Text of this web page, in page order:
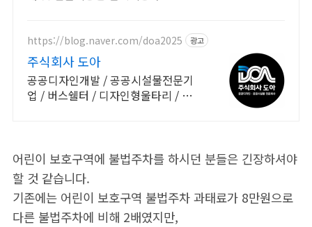
https://blog.naver.com/doa2025 광고
주식회사 도아
공공디자인개발 / 공공시설물전문기
업 / 버스쉘터 / 디자인형울타리 / 볼
어린이 보호구역에 불법주차를 하시던 분들은 긴장하셔야
할 것 같습니다.
기존에는 어린이 보호구역 불법주차 과태료가 8만원으로
다른 불법주차에 비해 2배였지만,